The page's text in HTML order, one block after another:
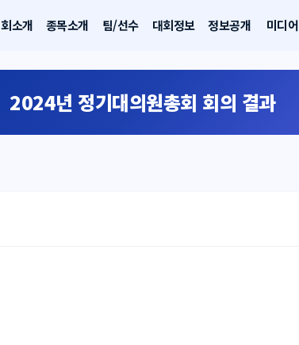
소개 종목소개 팀/선수 대회정보 정보공개 미디어
2024년 정기대의원총회 회의 결과